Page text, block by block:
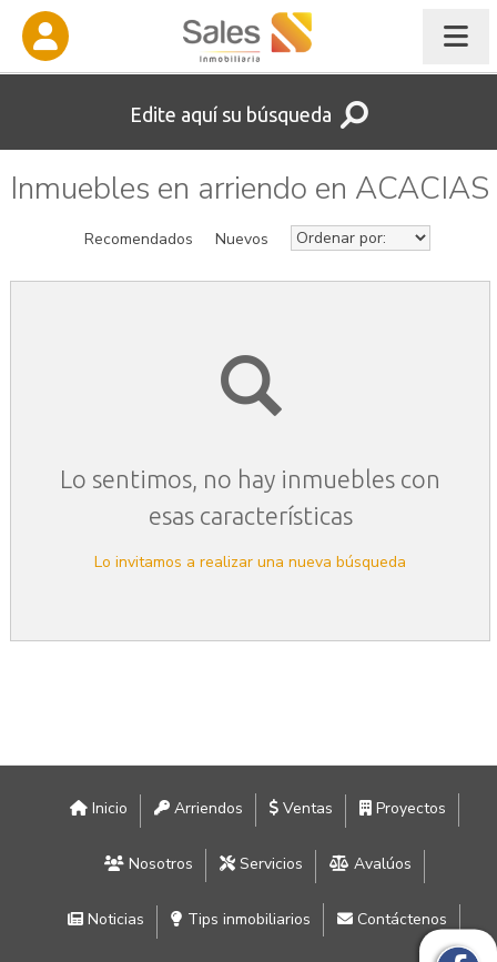
Edite aquí su búsqueda
Inmuebles en arriendo en ACACIAS
Recomendados Nuevos
Lo sentimos, no hay inmuebles con
esas características
Lo invitamos a realizar una nueva búsqueda
Inicio Arriendos Ventas Proyectos
Nosotros Servicios Avalúos
Noticias Tips inmobiliarios Contáctenos